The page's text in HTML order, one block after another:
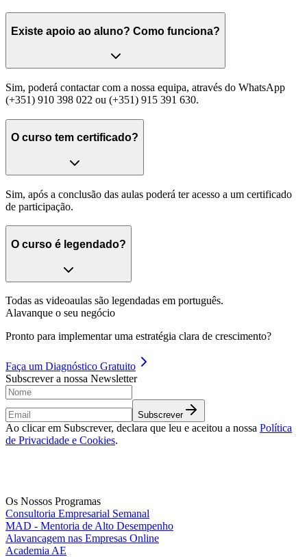
Existe apoio ao aluno? Como funciona?
Sim, poderá contactar com a nossa equipa, através do WhatsApp
(+351) 910 398 022 ou (+351) 915 391 630.
O curso tem certificado?
Sim, após a conclusão das aulas poderá ter acesso a um certificado
de participação.
O curso é legendado?
Todas as videoaulas são legendadas em português.
Alavanque o seu negócio
Pronto para implementar uma estratégia clara de crescimento?
Faça um Diagnóstico Gratuito
Subscrever a nossa Newsletter
Subscrever
Ao clicar em Subscrever, declara que leu e aceitou a nossa Política
de Privacidade e Cookies.
Os Nossos Programas
Consultoria Empresarial Semanal
MAD - Mentoria de Alto Desempenho
Alavancagem nas Empresas Online
Academia AE